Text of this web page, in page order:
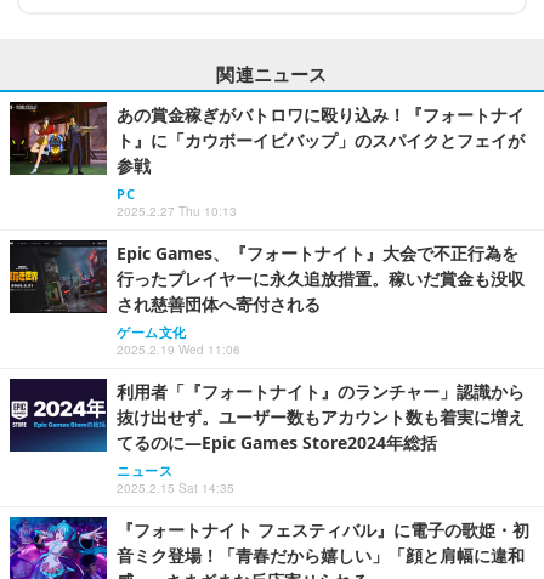
関連ニュース
あの賞金稼ぎがバトロワに殴り込み！『フォートナイ
ト』に「カウボーイビバップ」のスパイクとフェイが
参戦
PC
2025.2.27 Thu 10:13
Epic Games、『フォートナイト』大会で不正行為を
行ったプレイヤーに永久追放措置。稼いだ賞金も没収
され慈善団体へ寄付される
ゲーム文化
2025.2.19 Wed 11:06
利用者「『フォートナイト』のランチャー」認識から
抜け出せず。ユーザー数もアカウント数も着実に増え
てるのに―Epic Games Store2024年総括
ニュース
2025.2.15 Sat 14:35
『フォートナイト フェスティバル』に電子の歌姫・初
音ミク登場！「青春だから嬉しい」「顔と肩幅に違和